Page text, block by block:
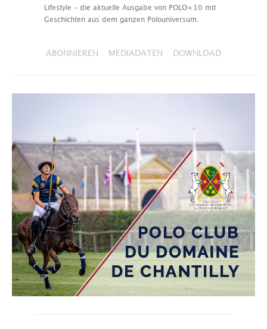
Lifestyle – die aktuelle Ausgabe von POLO+10 mit
Geschichten aus dem ganzen Polouniversum.
ABONNIEREN MEDIADATEN DOWNLOAD